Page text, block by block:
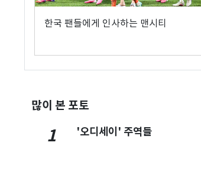
한국 팬들에게 인사하는 맨시티
많이 본 포토
1 '오디세이' 주역들